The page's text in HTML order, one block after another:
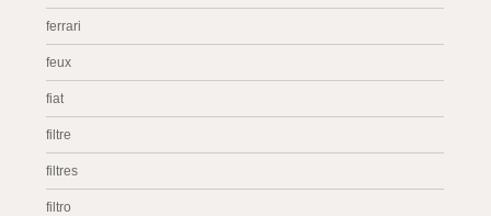
ferrari
feux
fiat
filtre
filtres
filtro